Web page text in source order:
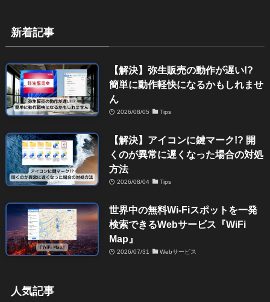
新着記事
【解決】弥生販売の動作が遅い!?
簡単に動作軽快になるかもしれませ
ん
2026/08/05 Tips
【解決】アイコンに鍵マーク!? 開
くのが異常に遅くなった場合の対処
方法
2026/08/04 Tips
世界中の無料Wi-Fiスポットを一発
検索できるWebサービス『WiFi
Map』
2026/07/31 Webサービス
人気記事